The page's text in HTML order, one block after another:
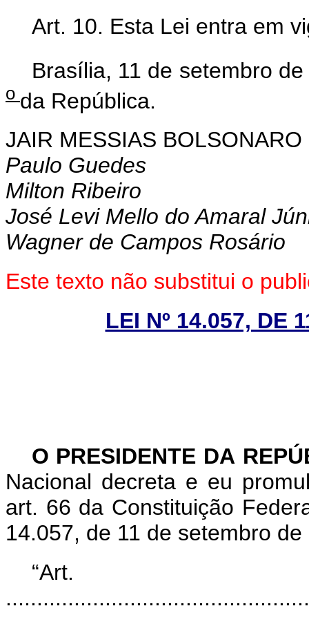
Art. 10. Esta Lei entra em
Brasília, 11 de setembro
o da República.
JAIR MESSIAS BOLSONARO
Paulo Guedes
Milton Ribeiro
José Levi Mello do Amaral
Wagner de Campos Rosário
Este texto não substitui o
LEI Nº 14.057, DE
O PRESIDENTE DA
Nacional decreta e eu
art. 66 da Constituição
14.057, de 11 de setembro